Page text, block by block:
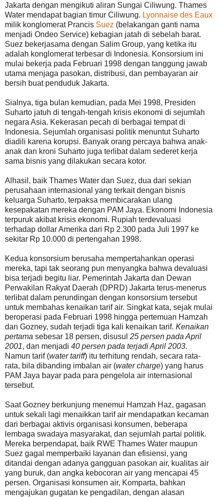
Jakarta dengan mengikuti aliran Sungai Ciliwung. Thames
Water mendapat bagian timur Ciliwung. Lyonnaise des Eaux
milik konglomerat Prancis Suez (belakangan ganti nama
menjadi Ondeo Service) kebagian jatah di sebelah barat.
Suez bekerjasama dengan Salim Group, yang ketika itu
adalah konglomerat terbesar di Indonesia. Konsorsium ini
mulai bekerja pada Februari 1998 dengan tanggung jawab
utama menjaga pasokan, distribusi, dan pembayaran air
bersih buat penduduk Jakarta.
Sialnya, tiga bulan kemudian, pada Mei 1998, Presiden
Suharto jatuh di tengah-tengah krisis ekonomi di sejumlah
negara Asia. Kekerasan pecah di berbagai tempat di
Indonesia. Sejumlah organisasi politik menuntut Suharto
diadili karena korupsi. Banyak orang percaya bahwa anak-
anak dan kroni Suharto juga terlibat dalam sederet kerja
sama bisnis yang dilakukan secara kotor.
Alhasil, baik Thames Water dan Suez, dua dari sekian
perusahaan internasional yang terkait dengan bisnis
keluarga Suharto, terpaksa membicarakan ulang
kesepakatan mereka dengan PAM Jaya. Ekonomi Indonesia
terpuruk akibat krisis ekonomi. Rupiah terdevaluasi
terhadap dollar Amerika dari Rp 2.300 pada Juli 1997 ke
sekitar Rp 10.000 di pertengahan 1998.
Kedua konsorsium berusaha mempertahankan operasi
mereka, tapi tak seorang pun menyangka bahwa devaluasi
bisa terjadi begitu liar. Pemerintah Jakarta dan Dewan
Perwakilan Rakyat Daerah (DPRD) Jakarta terus-menerus
terlibat dalam perundingan dengan konsorsium tersebut
untuk membahas kenaikan tarif air. Singkat kata, sejak mulai
beroperasi pada Februari 1998 hingga pertemuan Hamzah
dan Gozney, sudah terjadi tiga kali kenaikan tarif. Kenaikan
pertama sebesar 18 persen, disusul 25 persen pada April
2001, dan menjadi 40 persen pada terjadi April 2003.
Namun tarif (water tariff) itu terhitung rendah, secara rata-
rata, bila dibanding imbalan air (water charge) yang harus
PAM Jaya bayar pada para pengelola air internasional
tersebut.
Saat Gozney berkunjung menemui Hamzah Haz, gagasan
untuk sekali lagi menaikkan tarif air mendapatkan kecaman
dari berbagai aktivis organisasi konsumen, beberapa
lembaga swadaya masyarakat, dan sejumlah partai politik.
Mereka berpendapat, baik RWE Thames Water maupun
Suez gagal memperbaiki layanan dan efisiensi, yang
ditandai dengan adanya gangguan pasokan air, kualitas air
yang buruk, dan angka kebocoran air yang mencapai 45
persen. Organisasi konsumen air, Komparta, bahkan
mengajukan gugatan ke pengadilan, dengan alasan